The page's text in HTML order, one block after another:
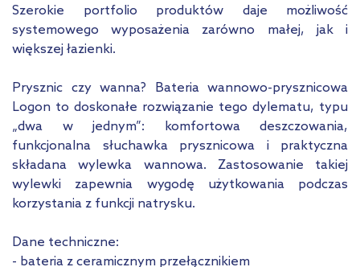
Szerokie portfolio produktów daje możliwość
systemowego wyposażenia zarówno małej, jak i
większej łazienki.
Prysznic czy wanna? Bateria wannowo-prysznicowa
Logon to doskonałe rozwiązanie tego dylematu, typu
„dwa w jednym”: komfortowa deszczowania,
funkcjonalna słuchawka prysznicowa i praktyczna
składana wylewka wannowa. Zastosowanie takiej
wylewki zapewnia wygodę użytkowania podczas
korzystania z funkcji natrysku.
Dane techniczne:
- bateria z ceramicznym przełącznikiem